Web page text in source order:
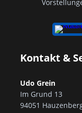
Kontakt &
Udo Grein
Im Grund 13
94051